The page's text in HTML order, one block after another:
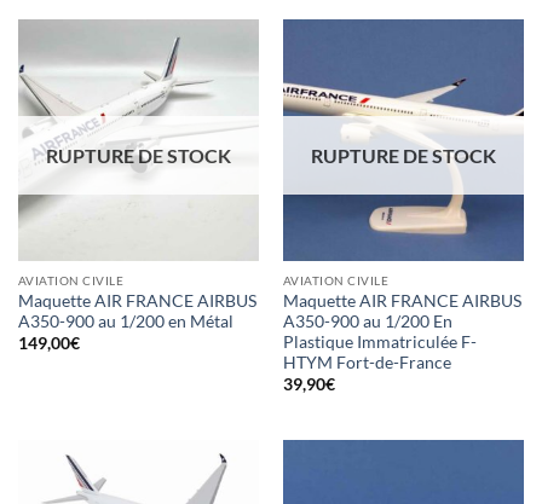
RUPTURE DE STOCK
AVIATION CIVILE
Maquette AIR FRANCE AIRBUS
A350-900 au 1/200 en Métal
149,00€
RUPTURE DE STOCK
AVIATION CIVILE
Maquette AIR FRANCE AIRBUS
A350-900 au 1/200 En
Plastique Immatriculée F-
HTYM Fort-de-France
39,90€